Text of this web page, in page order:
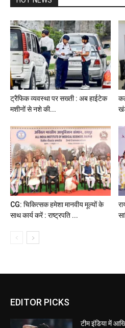
ट्रैफिक व्यवस्था पर सख्ती : अब हाईटेक
मशीनों से नशे की...
CG: चिकित्सक हमेशा मानवीय मूल्यों के
साथ कार्य करें : राष्ट्रपति ...
EDITOR PICKS
टीम इंडिया में